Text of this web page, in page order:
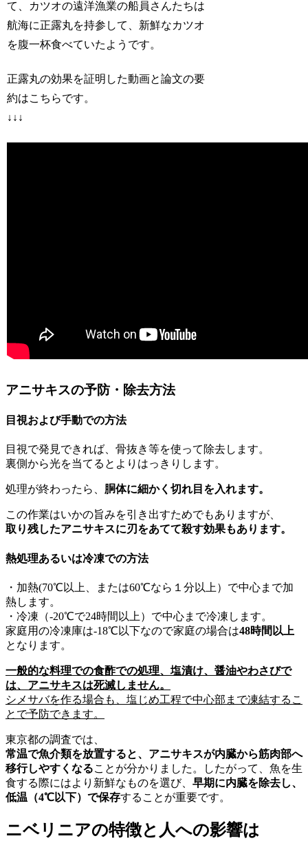
て、カツオの遠洋漁業の船員さんたちは
航海に正露丸を持参して、新鮮なカツオ
を腹一杯食べていたようです。
正露丸の効果を証明した動画と論文の要
約はこちらです。
↓↓↓
アニサキスの予防・除去方法
目視および手動での方法
目視で発見できれば、骨抜き等を使って除去します。
裏側から光を当てるとよりはっきりします。
処理が終わったら、 胴体に細かく切れ目を入れます。
この作業はいかの旨みを引き出すためでもありますが、
取り残したアニサキスに刃をあてて殺す効果もあります。
熱処理あるいは冷凍での方法
・ 加熱(70℃以上、または60℃なら１分以上） で中心まで加
熱します。
・ 冷凍（-20℃で24時間以上） で中心まで冷凍します。
家庭用の冷凍庫は-18℃以下なので家庭の場合は48時間以上
となります。
一般的な料理での食酢での処理、塩漬け、醤油やわさびで
は、アニサキスは死滅しません。
シメサバを作る場合も、塩じめ工程で中心部まで凍結するこ
とで予防できます。
東京都の調査では、
常温で魚介類を放置すると、アニサキスが内臓から筋肉部へ
移行しやすくなることが分かりました。したがって、魚を生
食する際にはより新鮮なものを選び、 早期に内臓を除去し、
低温（4℃以下）で保存することが重要です。
ニベリニアの特徴と人への影響は